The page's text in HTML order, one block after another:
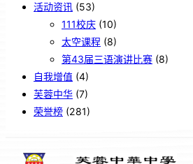
活动资讯 (53)
111校庆 (10)
太空课程 (8)
第43届三语演讲比赛 (8)
自我增值 (4)
芙蓉中华 (7)
荣誉榜 (281)